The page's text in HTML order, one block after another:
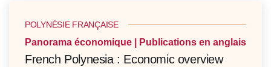
POLYNÉSIE FRANÇAISE
Panorama économique | Publications en anglais
French Polynesia : Economic overview